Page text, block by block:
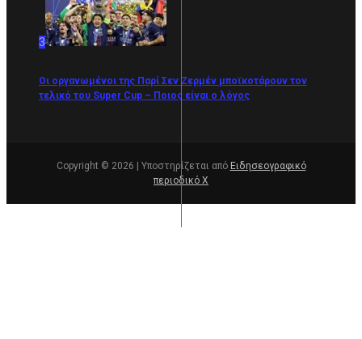
3
Οι οργανωμένοι της Παρί Σεν Ζερμέν μποϊκοτάρουν τον
τελικό του Super Cup – Ποιος είναι ο λόγος
Copyright © 2026 | Υποστηρίζεται από Ειδησεογραφικό
περιοδικό Χ